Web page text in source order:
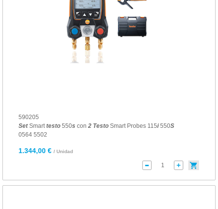
590205
SetSmarttesto550s con 2 TestoSmart Probes 115i550S
0564 5502
1.344,00 € / Unidad